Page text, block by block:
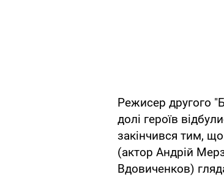
Режисер другого
долі героїв
закінчився тим,
(актор Андрій
Вдовиченков)